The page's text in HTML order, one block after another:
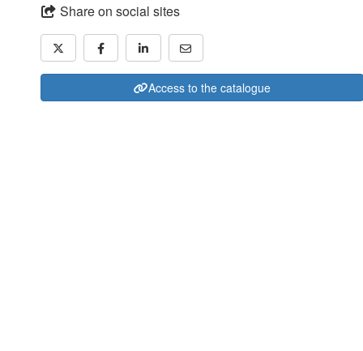
Share on social sites
Access to the catalogue